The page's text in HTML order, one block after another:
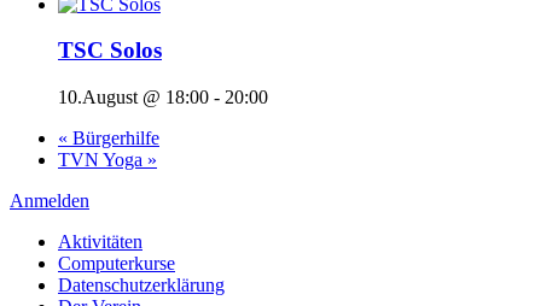
TSC Solos
10.August @ 18:00 - 20:00
« Bürgerhilfe
TVN Yoga »
Anmelden
Aktivitäten
Computerkurse
Datenschutzerklärung